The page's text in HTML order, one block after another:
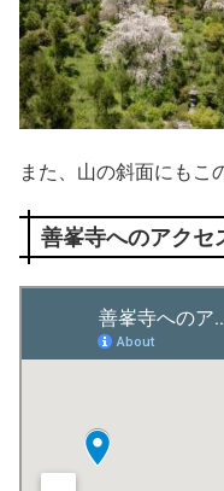
また、山の斜面にもこ
善峯寺へのアクセ